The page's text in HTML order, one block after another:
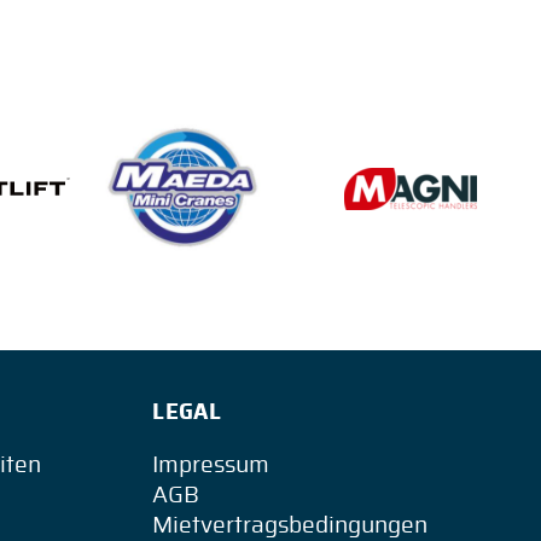
LEGAL
Impressum
AGB
Mietvertragsbedingungen